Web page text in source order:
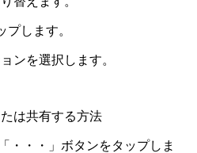
プします。
ンを選択します。
は共有する方法
・・・」ボタンをタップしま